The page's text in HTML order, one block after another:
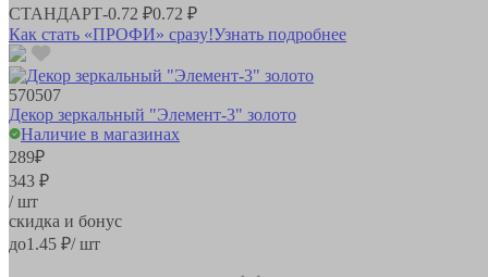
СТАНДАРТ-0.72 ₽0.72 ₽
Как стать «ПРОФИ» сразу!Узнать подробнее
570507
Декор зеркальный "Элемент-3" золото
Наличие в магазинах
289₽
343 ₽
/ шт
скидка и бонус
до1.45 ₽/ шт